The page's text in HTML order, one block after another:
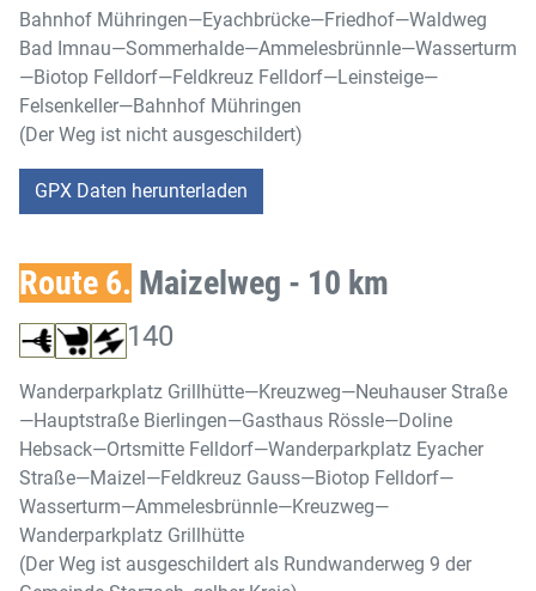
Bahnhof Mühringen—Eyachbrücke—Friedhof—Waldweg
Bad Imnau—Sommerhalde—Ammelesbrünnle—Wasserturm
—Biotop Felldorf—Feldkreuz Felldorf—Leinsteige—
Felsenkeller—Bahnhof Mühringen
(Der Weg ist nicht ausgeschildert)
GPX Daten herunterladen
Route 6. Maizelweg - 10 km
140
Wanderparkplatz Grillhütte—Kreuzweg—Neuhauser Straße
—Hauptstraße Bierlingen—Gasthaus Rössle—Doline
Hebsack—Ortsmitte Felldorf—Wanderparkplatz Eyacher
Straße—Maizel—Feldkreuz Gauss—Biotop Felldorf—
Wasserturm—Ammelesbrünnle—Kreuzweg—
Wanderparkplatz Grillhütte
(Der Weg ist ausgeschildert als Rundwanderweg 9 der